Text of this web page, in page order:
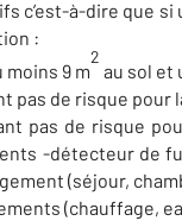
c’est-à-dire que si
:
moins 9 m
2
au sol et
pas de risque pour
pas de risque
-détecteur de
(séjour,
(chauffage,